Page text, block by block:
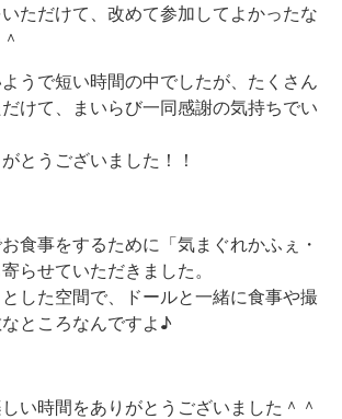
ただけて、改めて参加してよかったな
うで短い時間の中でしたが、たくさん
けて、まいらび一同感謝の気持ちでい
とうございました！！
食事をするために「気まぐれかふぇ・
らせていただきました。
した空間で、ドールと一緒に食事や撮
ところなんですよ♪
い時間をありがとうございました＾＾